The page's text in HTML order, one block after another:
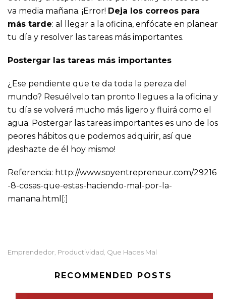
va media mañana. ¡Error! Deja los correos para
más tarde: al llegar a la oficina, enfócate en planear
tu día y resolver las tareas más importantes.
Postergar las tareas más importantes
¿Ese pendiente que te da toda la pereza del
mundo? Resuélvelo tan pronto llegues a la oficina y
tu día se volverá mucho más ligero y fluirá como el
agua. Postergar las tareas importantes es uno de los
peores hábitos que podemos adquirir, así que
¡deshazte de él hoy mismo!
Referencia: http://www.soyentrepreneur.com/29216
-8-cosas-que-estas-haciendo-mal-por-la-
manana.html[:]
Emprendedor Productividad Que Haces Mal
RECOMMENDED POSTS